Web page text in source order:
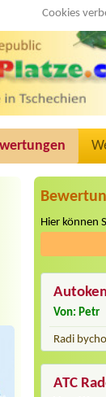
Cookies
Hier können
Von: Petr
Radi
ATC